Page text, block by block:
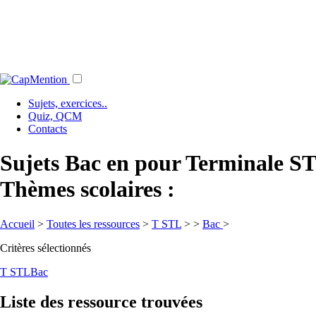
Sujets, exercices..
Quiz, QCM
Contacts
Sujets Bac en pour Terminale
Thèmes scolaires :
Accueil > Toutes les ressources > T STL > > Bac >
Critères sélectionnés
T STLBac
Liste des ressource trouvées